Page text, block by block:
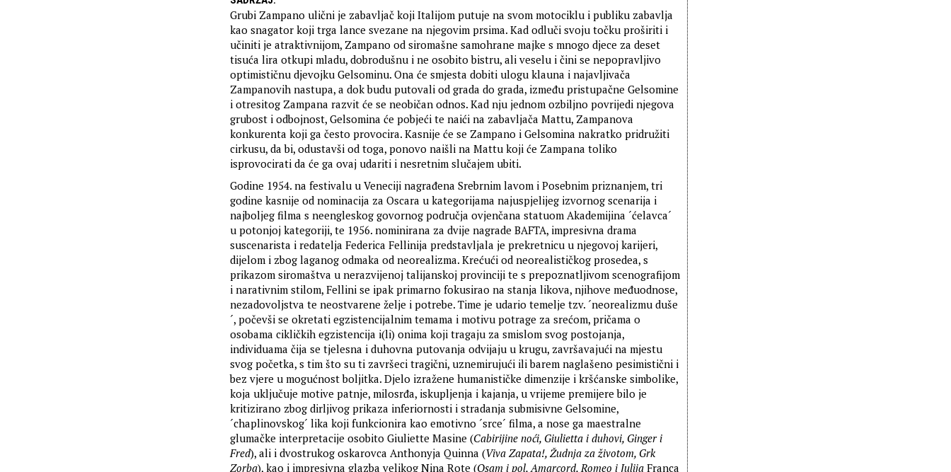
Grubi Zampano ulični je zabavljač koji Italijom putuje na svom motociklu i publiku zabavlja
kao snagator koji trga lance svezane na njegovim prsima. Kad odluči svoju točku proširiti i
učiniti je atraktivnijom, Zampano od siromašne samohrane majke s mnogo djece za deset
tisuća lira otkupi mladu, dobrodušnu i ne osobito bistru, ali veselu i čini se nepopravljivo
optimističnu djevojku Gelsominu. Ona će smjesta dobiti ulogu klauna i najavljivača
Zampanovih nastupa, a dok budu putovali od grada do grada, između pristupačne Gelsomine
i otresitog Zampana razvit će se neobičan odnos. Kad nju jednom ozbiljno povrijedi njegova
grubost i odbojnost, Gelsomina će pobjeći te naići na zabavljača Mattu, Zampanova
konkurenta koji ga često provocira. Kasnije će se Zampano i Gelsomina nakratko pridružiti
cirkusu, da bi, odustavši od toga, ponovo naišli na Mattu koji će Zampana toliko
isprovocirati da će ga ovaj udariti i nesretnim slučajem ubiti.
Godine 1954. na festivalu u Veneciji nagrađena Srebrnim lavom i Posebnim priznanjem, tri
godine kasnije od nominacija za Oscara u kategorijama najuspjelijeg izvornog scenarija i
najboljeg filma s neengleskog govornog područja ovjenčana statuom Akademijina ´ćelavca´
u potonjoj kategoriji, te 1956. nominirana za dvije nagrade BAFTA, impresivna drama
suscenarista i redatelja Federica Fellinija predstavljala je prekretnicu u njegovoj karijeri,
dijelom i zbog laganog odmaka od neorealizma. Krećući od neorealističkog prosedea, s
prikazom siromaštva u nerazvijenoj talijanskoj provinciji te s prepoznatljivom scenografijom
i narativnim stilom, Fellini se ipak primarno fokusirao na stanja likova, njihove međuodnose,
nezadovoljstva te neostvarene želje i potrebe. Time je udario temelje tzv. ´neorealizmu duše
´, počevši se okretati egzistencijalnim temama i motivu potrage za srećom, pričama o
osobama cikličkih egzistencija i(li) onima koji tragaju za smislom svog postojanja,
individuama čija se tjelesna i duhovna putovanja odvijaju u krugu, završavajući na mjestu
svog početka, s tim što su ti završeci tragični, uznemirujući ili barem naglašeno pesimistični i
bez vjere u mogućnost boljitka. Djelo izražene humanističke dimenzije i kršćanske simbolike,
koja uključuje motive patnje, milosrđa, iskupljenja i kajanja, u vrijeme premijere bilo je
kritizirano zbog dirljivog prikaza inferiornosti i stradanja submisivne Gelsomine,
´chaplinovskog´ lika koji funkcionira kao emotivno ´srce´ filma, a nose ga maestralne
glumačke interpretacije osobito Giuliette Masine (Cabirijine noći, Giulietta i duhovi, Ginger i
Fred), ali i dvostrukog oskarovca Anthonyja Quinna (Viva Zapata!, Žudnja za životom, Grk
Zorba), kao i impresivna glazba velikog Nina Rote (Osam i pol, Amarcord, Romeo i Julija Franca